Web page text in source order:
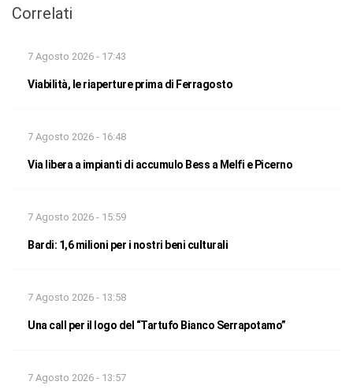
Correlati
7 Agosto 2026 - 17:43
Viabilità, le riaperture prima di Ferragosto
7 Agosto 2026 - 16:48
Via libera a impianti di accumulo Bess a Melfi e Picerno
7 Agosto 2026 - 15:59
Bardi: 1,6 milioni per i nostri beni culturali
7 Agosto 2026 - 13:58
Una call per il logo del “Tartufo Bianco Serrapotamo”
7 Agosto 2026 - 13:57